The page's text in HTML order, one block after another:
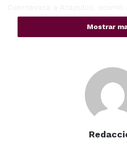
Cuernavaca a Acapulco, ocurrió
mañana.
Mostrar